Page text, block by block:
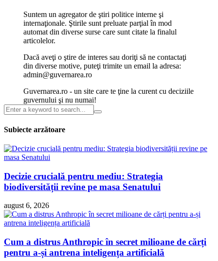
Suntem un agregator de ştiri politice interne şi
internaţionale. Ştirile sunt preluate parţial în mod
automat din diverse surse care sunt citate la finalul
articolelor.
Dacă aveţi o ştire de interes sau doriţi să ne contactaţi
din diverse motive, puteţi trimite un email la adresa:
admin@guvernarea.ro
Guvernarea.ro - un site care te ţine la curent cu deciziile
guvernului şi nu numai!
Subiecte arzătoare
Decizie crucială pentru mediu: Strategia
biodiversității revine pe masa Senatului
august 6, 2026
Cum a distrus Anthropic în secret milioane de cărți
pentru a-și antrena inteligența artificială